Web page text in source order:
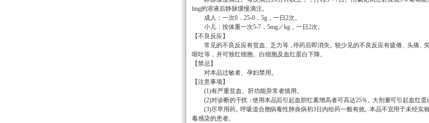
lmg的溶液后静脉缓慢滴注。
成人：一次0 ． 25-0 ． 5g ，一日 2次。
小儿：按体重一次5-7 ． 5mg／kg ，一日 2次。
【不良反应】
常见的不良反应有贫血 、 乏力等，停药后即消失。较少见的不良反应有疲倦、 头痛、
呕吐等，并可致红细胞、白细胞及血红蛋白下降。
【禁忌】
对本品过敏者、孕妇禁用。
【注意事项】
(1)有严重贫血、肝功能异常者慎用。
(2)对诊断的干扰 ： 使用本品后引起血胆红素增高者可高达25％ 。 大剂量可引起血红蛋
(3)尽早用药。 呼吸道合胞病毒性肺炎病初3日内给药一般有效。 本品不宜用于未经实
毒感染的患者。